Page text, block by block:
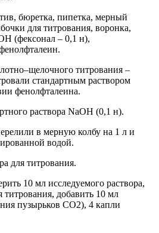
бюретка, пипетка, мерный
для титрования, воронка,
(фексонал – 0,1 н),
титрования –
стандартным раствором
фенолфталеина.
раствора NaOH (0,1 н).
в мерную колбу на 1 л и
водой.
для титрования.
10 мл исследуемого раствора,
титрования, добавить 10 мл
пузырьков СО2), 4 капли